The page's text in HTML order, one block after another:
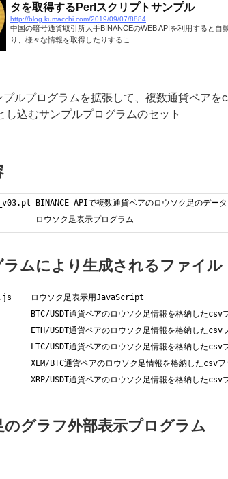
タを取得するPerlスクリプトサンプル
http://blog.kumacchi.com/2019/09/07/8884
中国の暗号通貨取引所大手BINANCEのWEB APIを利用すると自
り、様々な情報を取得したりするこ…
プルプログラムを拡張して、複数通貨ペアを
し込むサンプルプログラムのセット
BINANCE APIで複数通貨ペアのロウソク足のデー
ロウソク足表示プログラム
ラムにより生成されるファイル
ロウソク足表示用JavaScript
BTC/USDT通貨ペアのロウソク足情報を格納したcsv
ETH/USDT通貨ペアのロウソク足情報を格納したcsv
LTC/USDT通貨ペアのロウソク足情報を格納したcsv
XEM/BTC通貨ペアのロウソク足情報を格納したcsvフ
XRP/USDT通貨ペアのロウソク足情報を格納したcsv
のグラフ外部表示プログラム